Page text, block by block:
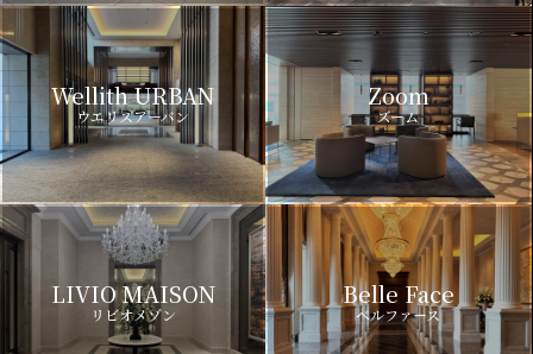
Wellith URBAN
ウエリスアーバン
Zoom
ズーム
LIVIO MAISON
リビオメゾン
Belle Face
ベルファース